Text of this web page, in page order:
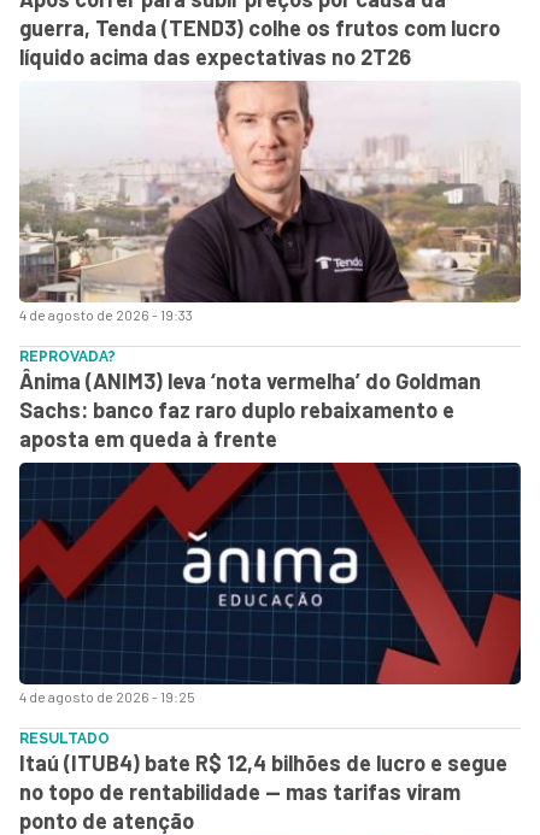
4 de agosto de 2026 - 19:33
guerra, Tenda (TEND3) colhe os frutos com lucro
líquido acima das expectativas no 2T26
4 de agosto de 2026 - 19:25
REPROVADA?
Ânima (ANIM3) leva ‘nota vermelha’ do Goldman
Sachs: banco faz raro duplo rebaixamento e
aposta em queda à frente
RESULTADO
Itaú (ITUB4) bate R$ 12,4 bilhões de lucro e segue
no topo de rentabilidade — mas tarifas viram
ponto de atenção